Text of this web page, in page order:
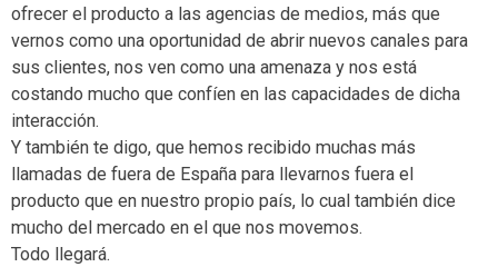
ofrecer el producto a las agencias de medios, más que
vernos como una oportunidad de abrir nuevos canales para
sus clientes, nos ven como una amenaza y nos está
costando mucho que confíen en las capacidades de dicha
interacción.
Y también te digo, que hemos recibido muchas más
llamadas de fuera de España para llevarnos fuera el
producto que en nuestro propio país, lo cual también dice
mucho del mercado en el que nos movemos.
Todo llegará.